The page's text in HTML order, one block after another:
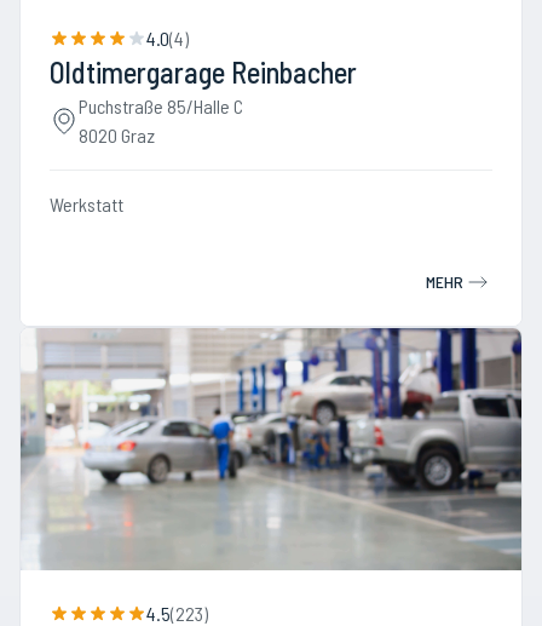
4.0(4)
Oldtimergarage Reinbacher
Puchstraße 85/Halle C
8020 Graz
Werkstatt
MEHR
4.5(223)